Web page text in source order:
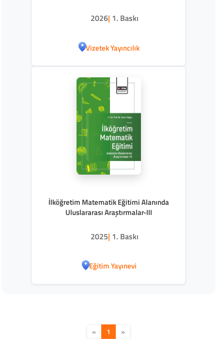
2026| 1. Baskı
Vizetek Yayıncılık
İlköğretim Matematik Eğitimi Alanında
Uluslararası Araştırmalar-III
2025| 1. Baskı
Eğitim Yayınevi
« 1 »